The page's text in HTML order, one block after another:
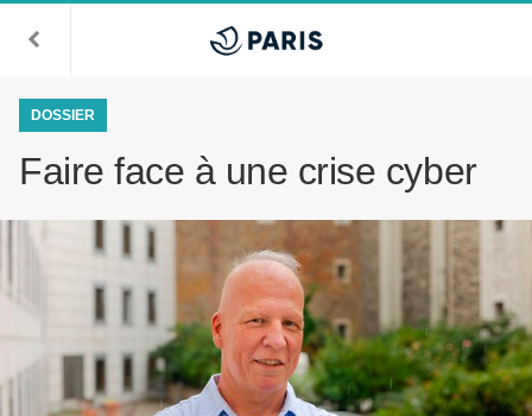
DOSSIER
Faire face à une crise cyber